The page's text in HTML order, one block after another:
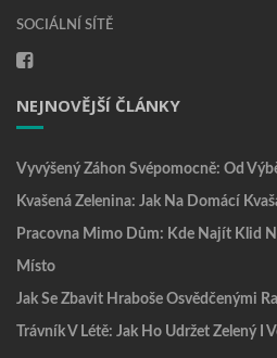
SOCIÁLNÍ SÍTĚ
NEJNOVĚJŠÍ ČLÁNKY
Vyvýšený Záhon Svépomocně: Od
Kvašená Zelenina: Jak Na Domácí
Pracovna Mimo Dům: Kde Najít Klid
Místo
Jak Se Zbavit Hraboše Osvědčenými
Trávník V Létě: Jak Ho Udržet Zelený I